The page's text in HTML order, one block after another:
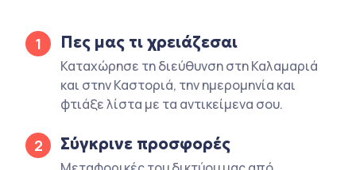
1 Πες μας τι χρειάζεσαι
Καταχώρησε τη διεύθυνση στη Καλαμαριά
και στην Καστοριά, την ημερομηνία και
φτιάξε λίστα με τα αντικείμενα σου.
2 Σύγκρινε προσφορές